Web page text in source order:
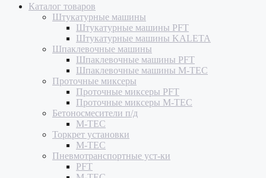
Каталог товаров
Штукатурные машины
Штукатурные машины PFT
Штукатурные машины KALETA
Шпаклевочные машины
Шпаклевочные машины PFT
Шпаклевочные машины M-TEC
Проточные миксеры
Проточные миксеры PFT
Проточные миксеры M-TEC
Бетоносмесители п/д
M-TEC
Торкрет установки
M-TEC
Пневмотранспортные уст-ки
PFT